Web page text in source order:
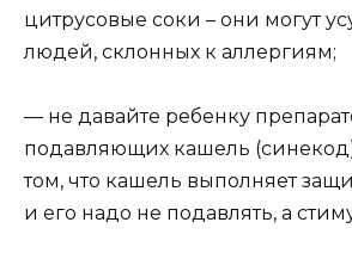
цитрусовые соки – они могут
людей, склонных к аллергиям;
— не давайте ребенку
подавляющих кашель
том, что кашель выполняет
и его надо не подавлять, а